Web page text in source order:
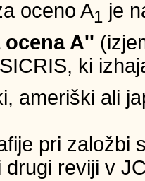
oceno A1 je
A''
ki
ameriški ali
pri založbi
drugi reviji v